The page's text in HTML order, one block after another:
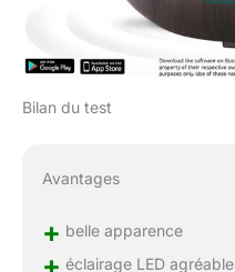
Bilan du test
Avantages
+ belle apparence
+ éclairage LED agréable